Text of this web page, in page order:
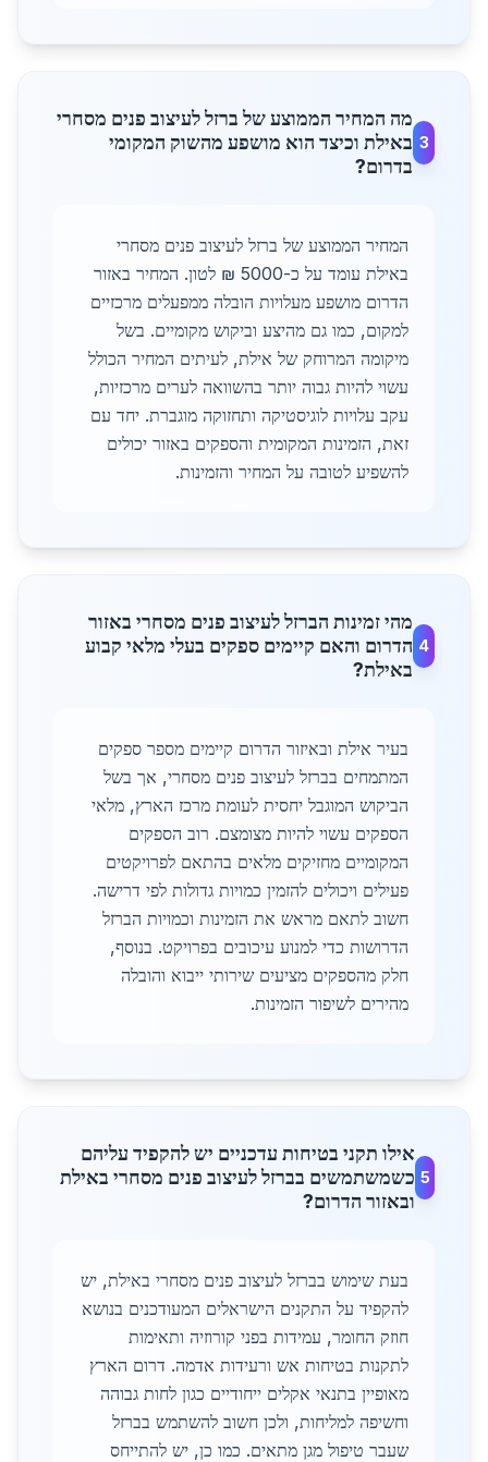
3
מה המחיר הממוצע של ברזל לעיצוב פנים מסחרי
באילת וכיצד הוא מושפע מהשוק המקומי
בדרום?
המחיר הממוצע של ברזל לעיצוב פנים מסחרי
באילת עומד על כ-5000 ₪ לטון. המחיר באזור
הדרום מושפע מעלויות הובלה ממפעלים מרכזיים
למקום, כמו גם מהיצע וביקוש מקומיים. בשל
מיקומה המרוחק של אילת, לעיתים המחיר הכולל
עשוי להיות גבוה יותר בהשוואה לערים מרכזיות,
עקב עלויות לוגיסטיקה ותחזוקה מוגברת. יחד עם
זאת, הזמינות המקומית והספקים באזור יכולים
להשפיע לטובה על המחיר והזמינות.
4
מהי זמינות הברזל לעיצוב פנים מסחרי באזור
הדרום והאם קיימים ספקים בעלי מלאי קבוע
באילת?
בעיר אילת ובאיזור הדרום קיימים מספר ספקים
המתמחים בברזל לעיצוב פנים מסחרי, אך בשל
הביקוש המוגבל יחסית לעומת מרכז הארץ, מלאי
הספקים עשוי להיות מצומצם. רוב הספקים
המקומיים מחזיקים מלאים בהתאם לפרויקטים
פעילים ויכולים להזמין כמויות גדולות לפי דרישה.
חשוב לתאם מראש את הזמינות וכמויות הברזל
הדרושות כדי למנוע עיכובים בפרויקט. בנוסף,
חלק מהספקים מציעים שירותי ייבוא והובלה
מהירים לשיפור הזמינות.
5
אילו תקני בטיחות עדכניים יש להקפיד עליהם
כשמשתמשים בברזל לעיצוב פנים מסחרי באילת
ובאזור הדרום?
בעת שימוש בברזל לעיצוב פנים מסחרי באילת, יש
להקפיד על התקנים הישראלים המעודכנים בנושא
חוזק החומר, עמידות בפני קורוזיה ותאימות
לתקנות בטיחות אש ורעידות אדמה. דרום הארץ
מאופיין בתנאי אקלים ייחודיים כגון לחות גבוהה
וחשיפה למליחות, ולכן חשוב להשתמש בברזל
שעבר טיפול מגן מתאים. כמו כן, יש להתייחס